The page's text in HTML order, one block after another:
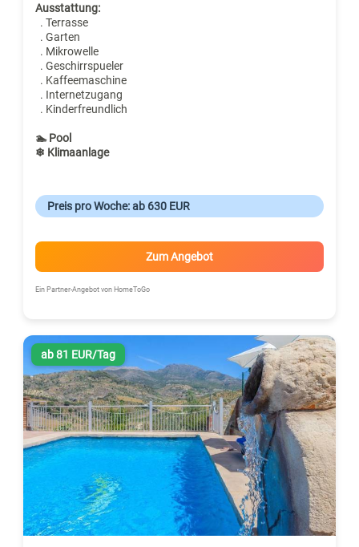
Ausstattung:
. Terrasse
. Garten
. Mikrowelle
. Geschirrspueler
. Kaffeemaschine
. Internetzugang
. Kinderfreundlich
🏊 Pool
❄ Klimaanlage
Preis pro Woche: ab 630 EUR
Zum Angebot
Ein Partner-Angebot von HomeToGo
ab 81 EUR/Tag